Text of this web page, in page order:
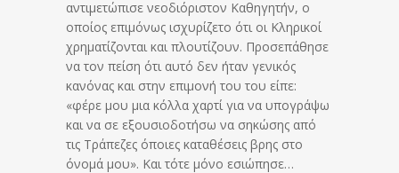
αντιμετώπισε νεοδιόριστον Καθηγητήν, ο
οποίος επιμόνως ισχυρίζετο ότι οι Κληρικοί
χρηματίζονται και πλουτίζουν. Προσεπάθησε
να τον πείση ότι αυτό δεν ήταν γενικός
κανόνας και στην επιμονή του του είπε:
«φέρε μου μια κόλλα χαρτί για να υπογράψω
και να σε εξουσιοδοτήσω να σηκώσης από
τις Τράπεζες όποιες καταθέσεις βρης στο
όνομά μου». Και τότε μόνο εσιώπησε…